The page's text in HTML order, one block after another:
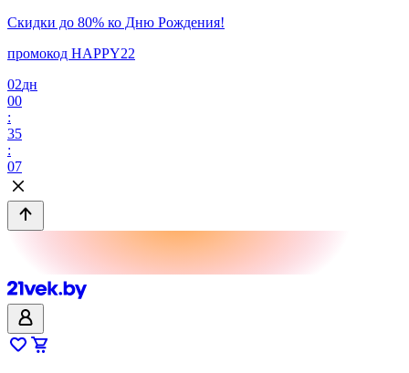
Скидки до 80% ко Дню Рождения!
промокод HAPPY22
02дн
00
:
35
:
07